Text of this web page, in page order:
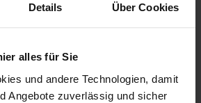
Details Über Cookies
alles für Sie
und andere Technologien, damit
Angebote zuverlässig und sicher